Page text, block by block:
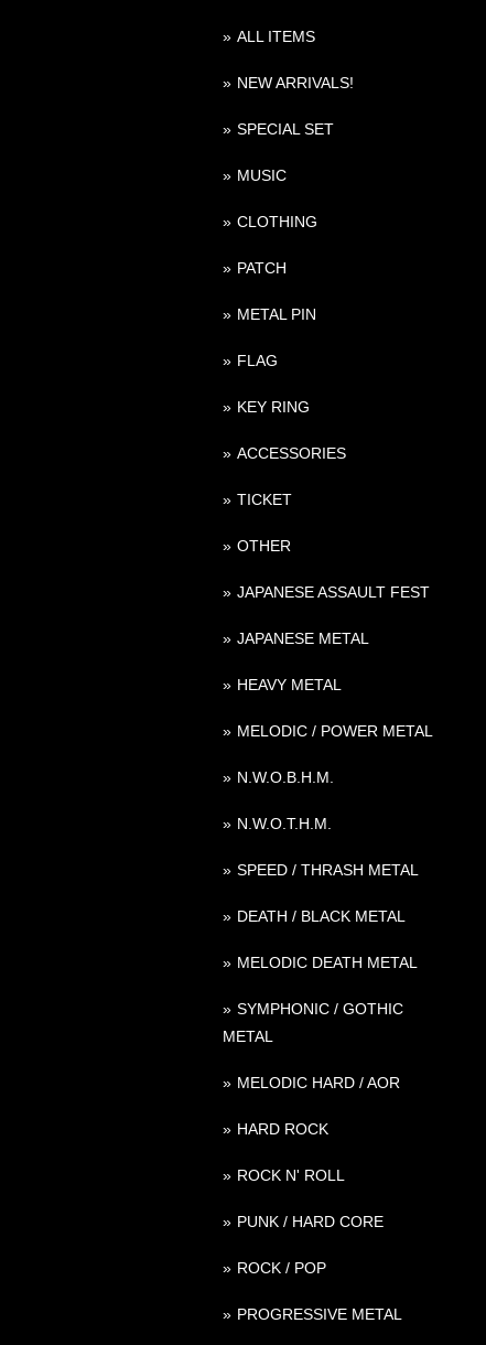
ALL ITEMS
NEW ARRIVALS!
SPECIAL SET
MUSIC
CLOTHING
PATCH
METAL PIN
FLAG
KEY RING
ACCESSORIES
TICKET
OTHER
JAPANESE ASSAULT FEST
JAPANESE METAL
HEAVY METAL
MELODIC / POWER METAL
N.W.O.B.H.M.
N.W.O.T.H.M.
SPEED / THRASH METAL
DEATH / BLACK METAL
MELODIC DEATH METAL
SYMPHONIC / GOTHIC
METAL
MELODIC HARD / AOR
HARD ROCK
ROCK N' ROLL
PUNK / HARD CORE
ROCK / POP
PROGRESSIVE METAL